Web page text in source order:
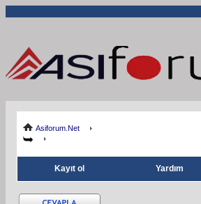
Asiforum.Net
Kayıt ol Yardım